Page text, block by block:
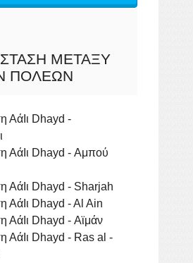
ΜΕΤΑΞΎ
ΠΌΛΕΩΝ
ΑάΙι Dhayd -
ΑάΙι Dhayd - Αμπού
ΑάΙι Dhayd - Sharjah
ΑάΙι Dhayd - Al Ain
ΑάΙι Dhayd - Αϊμάν
ΑάΙι Dhayd - Ras al -